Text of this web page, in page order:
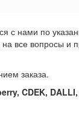
с нами по
все вопросы и
заказа.
CDEK,